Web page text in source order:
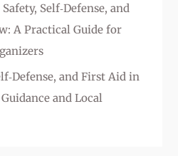
Self‑Defense, and
A Practical Guide for
and First Aid in
and Local